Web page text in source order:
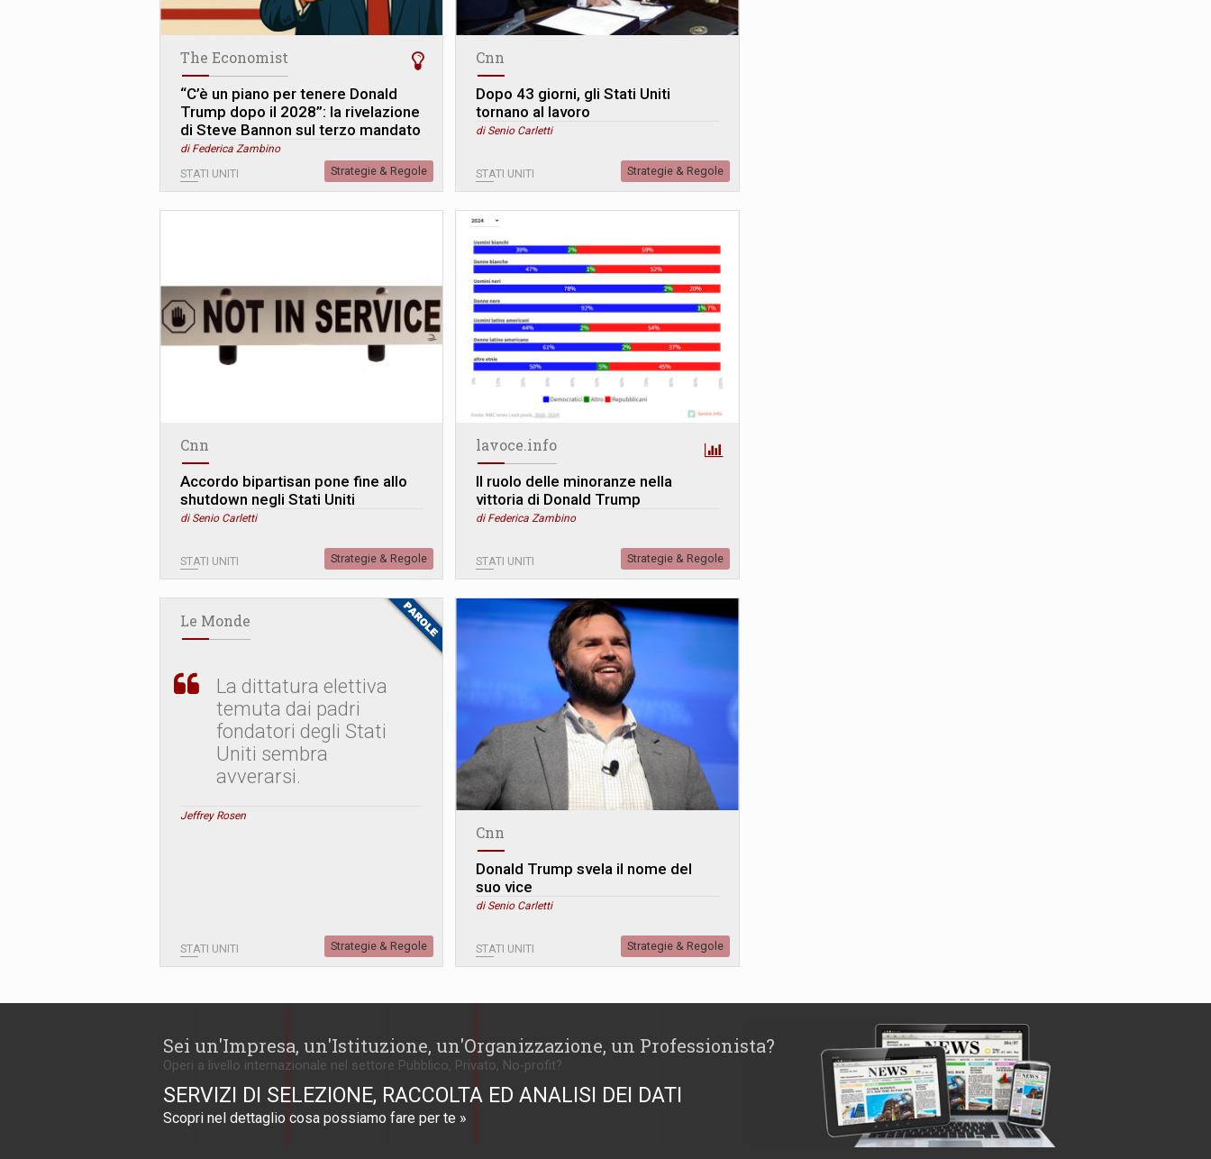
The Economist
“C’è un piano per tenere Donald
Trump dopo il 2028”: la rivelazione
di Steve Bannon sul terzo mandato
di Federica Zambino
STATI UNITI Strategie & Regole
Cnn
Dopo 43 giorni, gli Stati Uniti
tornano al lavoro
di Senio Carletti
STATI UNITI Strategie & Regole
Cnn
Accordo bipartisan pone fine allo
shutdown negli Stati Uniti
di Senio Carletti
STATI UNITI Strategie & Regole
lavoce.info
Il ruolo delle minoranze nella
vittoria di Donald Trump
di Federica Zambino
STATI UNITI Strategie & Regole
Le Monde
La dittatura elettiva
temuta dai padri
fondatori degli Stati
Uniti sembra
avverarsi.
Jeffrey Rosen
STATI UNITI Strategie & Regole
Cnn
Donald Trump svela il nome del
suo vice
di Senio Carletti
STATI UNITI Strategie & Regole
Sei un'Impresa, un'Istituzione, un'Organizzazione, un Professionista?
Operi a livello internazionale nel settore Pubblico, Privato, No-profit?
SERVIZI DI SELEZIONE, RACCOLTA ED ANALISI DEI DATI
Scopri nel dettaglio cosa possiamo fare per te »